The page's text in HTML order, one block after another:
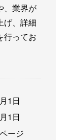
、業界が
げ、詳細
行ってお
1日
1日
ージ